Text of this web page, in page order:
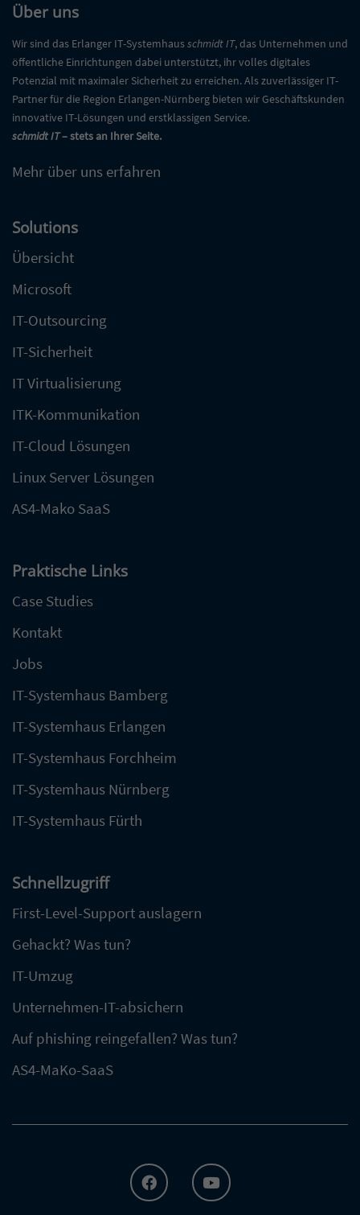
Über uns
Wir sind das Erlanger IT-Systemhausschmidt IT, das Unternehmen und
öffentliche Einrichtungen dabei unterstützt, ihr volles digitales
Potenzial mit maximaler Sicherheit zu erreichen. Als zuverlässiger IT-
Partner für die Region Erlangen-Nürnberg bieten wir Geschäftskunden
innovative IT-Lösungen und erstklassigen Service.
schmidt IT– stets an Ihrer Seite.
Mehr über uns erfahren
Solutions
Übersicht
Microsoft
IT-Outsourcing
IT-Sicherheit
IT Virtualisierung
ITK-Kommunikation
IT-Cloud Lösungen
Linux Server Lösungen
AS4-Mako SaaS
Praktische Links
Case Studies
Kontakt
Jobs
IT-Systemhaus Bamberg
IT-Systemhaus Erlangen
IT-Systemhaus Forchheim
IT-Systemhaus Nürnberg
IT-Systemhaus Fürth
Schnellzugriff
First-Level-Support auslagern
Gehackt? Was tun?
IT-Umzug
Unternehmen-IT-absichern
Auf phishing reingefallen? Was tun?
AS4-MaKo-SaaS
FACEBOOKYOUTUBE